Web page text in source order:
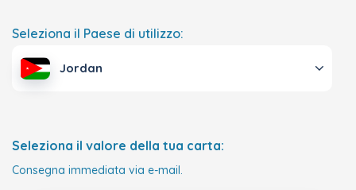
Seleziona il Paese di utilizzo:
Jordan
Seleziona il valore della tua carta:
Consegna immediata via e-mail.